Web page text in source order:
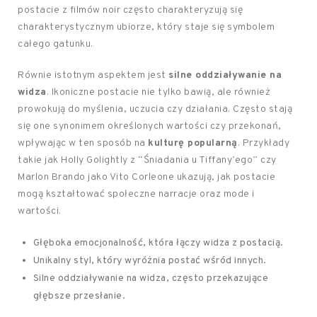
postacie z filmów noir często charakteryzują się
charakterystycznym ubiorze, który staje się symbolem
całego gatunku.
Równie istotnym aspektem jest silne oddziaływanie na
widza. Ikoniczne postacie nie tylko bawią, ale również
prowokują do myślenia, uczucia czy działania. Często stają
się one synonimem określonych wartości czy przekonań,
wpływając w ten sposób na kulturę popularną. Przykłady
takie jak Holly Golightly z “Śniadania u Tiffany’ego” czy
Marlon Brando jako Vito Corleone ukazują, jak postacie
mogą kształtować społeczne narracje oraz mode i
wartości.
Głęboka emocjonalność, która łączy widza z postacią.
Unikalny styl, który wyróżnia postać wśród innych.
Silne oddziaływanie na widza, często przekazujące
głębsze przesłanie.